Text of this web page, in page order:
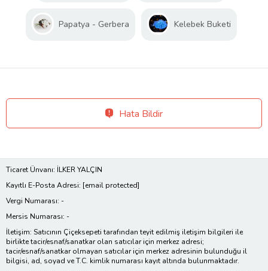
Papatya - Gerbera Kelebek Buketi
Hata Bildir
Ticaret Ünvanı: İLKER YALÇIN
Kayıtlı E-Posta Adresi: [email protected]
Vergi Numarası: -
Mersis Numarası: -
İletişim: Satıcının Çiçeksepeti tarafından teyit edilmiş iletişim bilgileri ile
birlikte tacir/esnaf/sanatkar olan satıcılar için merkez adresi;
tacir/esnaf/sanatkar olmayan satıcılar için merkez adresinin bulunduğu il
bilgisi, ad, soyad ve T.C. kimlik numarası kayıt altında bulunmaktadır.